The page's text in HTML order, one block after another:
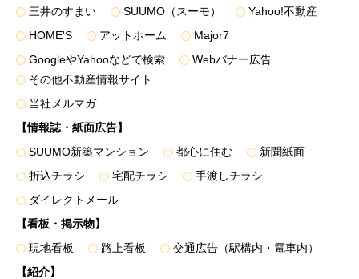
３．弊社および弊社のグループ各社の取り扱うお客様の衣･
食･住･遊･働に関わる、商品・サービスの開発・改善、ならび
に弊社および弊社のグループ各社が行うお客様によりよい商
品・サービスを提供するための市場調査などのマーケティン
＜例として、以下の利用目的が含まれます＞
• 新規事業の企画、新商品の開発、既存商品・サービスの
改善
• アンケートの実施
• 顧客動向分析
４．上記利用目的１～３の達成にあたり第三者に提供するた
め
三井のすまい
SUUMO（スーモ）
Yahoo!不動産
HOME'S
アットホーム
Major7
GoogleやYahooなどで検索
Webバナー広告
その他不動産情報サイト
当社メルマガ
【情報誌・紙面広告】
SUUMO新築マンション
都心に住む
新聞紙面
折込チラシ
宅配チラシ
手渡しチラシ
ダイレクトメール
【看板・掲示物】
現地看板
路上看板
交通広告（駅構内・電車内）
【紹介】